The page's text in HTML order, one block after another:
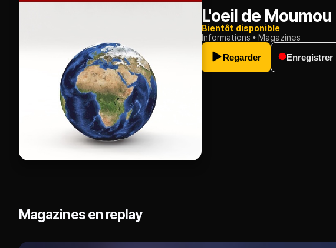
L'oeil de Moumou
Bientôt disponible
Informations
Magazines
Regarder
Enregistrer
Magazines en replay